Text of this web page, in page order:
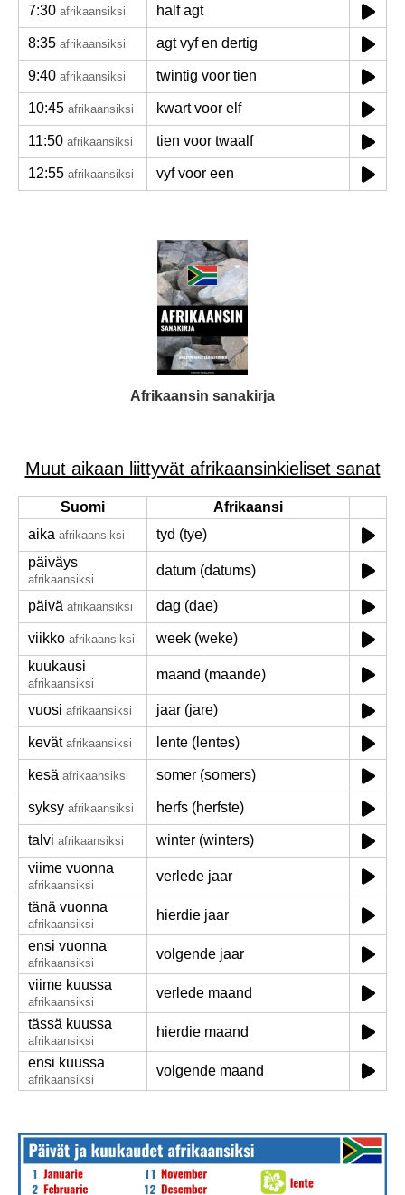
7:30 afrikaansiksi half agt
8:35 afrikaansiksi agt vyf en dertig
9:40 afrikaansiksi twintig voor tien
10:45 afrikaansiksi kwart voor elf
11:50 afrikaansiksi tien voor twaalf
12:55 afrikaansiksi vyf voor een
Afrikaansin sanakirja
Muut aikaan liittyvät afrikaansinkieliset sanat
Suomi
Afrikaansi
aika afrikaansiksi
tyd (tye)
päiväys
afrikaansiksi
datum (datums)
päivä afrikaansiksi dag (dae)
viikko afrikaansiksi
week (weke)
kuukausi
afrikaansiksi
maand (maande)
vuosi afrikaansiksi jaar (jare)
kevät afrikaansiksi lente (lentes)
kesä afrikaansiksi somer (somers)
syksy afrikaansiksi herfs (herfste)
talvi afrikaansiksi
winter (winters)
viime vuonna
afrikaansiksi
verlede jaar
tänä vuonna
afrikaansiksi
hierdie jaar
ensi vuonna
afrikaansiksi
volgende jaar
viime kuussa
afrikaansiksi
verlede maand
tässä kuussa
afrikaansiksi
hierdie maand
ensi kuussa
afrikaansiksi
volgende maand